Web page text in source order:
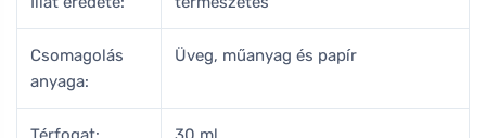
Csomagolás
anyaga:
Üveg, műanyag és papír